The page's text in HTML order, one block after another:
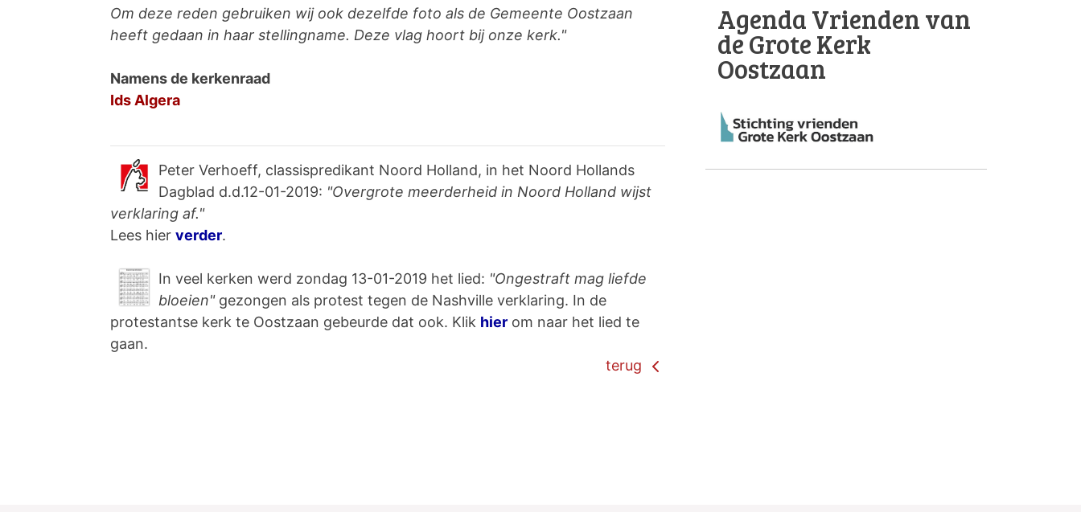
Om deze reden gebruiken wij ook dezelfde foto als de Gemeente Oostzaan
heeft gedaan in haar stellingname. Deze vlag hoort bij onze kerk."
Namens de kerkenraad
Ids Algera
Peter Verhoeff, classispredikant Noord Holland, in het Noord Hollands
Dagblad d.d.12-01-2019: "Overgrote meerderheid in Noord Holland wijst
verklaring af."
Lees hier verder.
In veel kerken werd zondag 13-01-2019 het lied: "Ongestraft mag liefde
bloeien"gezongen als protest tegen de Nashville verklaring. In de
protestantse kerk te Oostzaan gebeurde dat ook. Klik hier om naar het lied te
gaan.
terug
Agenda Vrienden van
de Grote Kerk
Oostzaan